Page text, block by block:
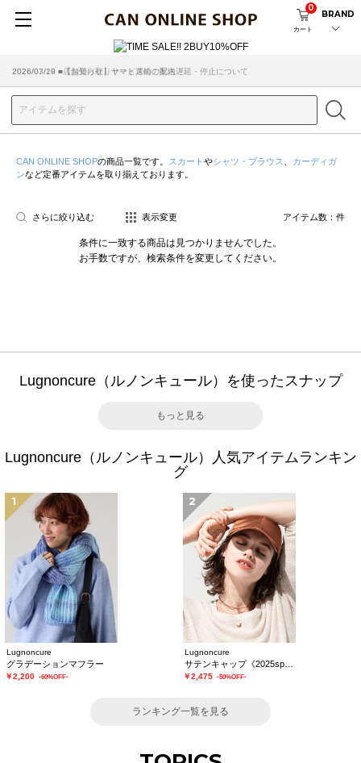
カート
0
BRAND
2026/07/29 ■【お知らせ】ヤマト運輸の配送遅延・停止について
2026/03/18 ■店舗受け取りサービスのご案内
CAN ONLINE SHOPの商品一覧です。 スカート やシャツ・ブラウス
カーディガ
ンなど定番アイテムを取り揃えております。
さらに絞り込む 表示変更 アイテム数： 件
条件に一致する商品は見つかりませんでした。
お手数ですが、検索条件を変更してください。
Lugnoncure（ルノンキュール）を使ったスナップ
もっと見る
Lugnoncure（ルノンキュール）人気アイテムランキン
グ
1
Lugnoncure
グラデーションマフラー
￥2,200 -60%OFF-
2
Lugnoncure
￥2,475 -50%OFF-
ランキング一覧を見る